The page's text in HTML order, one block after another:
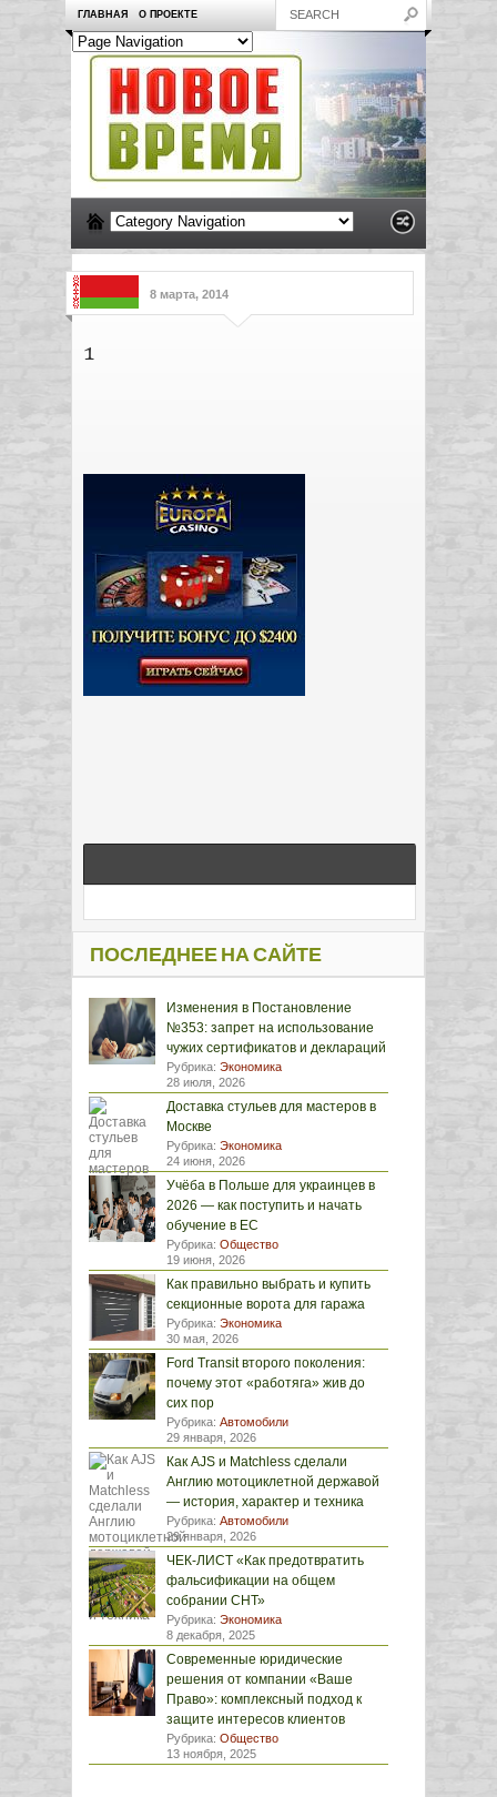
ГЛАВНАЯ О ПРОЕКТЕ
8 марта, 2014
1
ПОСЛЕДНЕЕ НА САЙТЕ
Изменения в Постановление
№353: запрет на использование
чужих сертификатов и деклараций
Рубрика: Экономика
28 июля, 2026
Доставка стульев для мастеров в
Москве
Рубрика: Экономика
24 июня, 2026
Учёба в Польше для украинцев в
2026 — как поступить и начать
обучение в ЕС
Рубрика: Общество
19 июня, 2026
Как правильно выбрать и купить
секционные ворота для гаража
Рубрика: Экономика
30 мая, 2026
Ford Transit второго поколения:
почему этот «работяга» жив до
сих пор
Рубрика: Автомобили
29 января, 2026
Как AJS и Matchless сделали
Англию мотоциклетной державой
— история, характер и техника
Рубрика: Автомобили
29 января, 2026
ЧЕК-ЛИСТ «Как предотвратить
фальсификации на общем
собрании СНТ»
Рубрика: Экономика
8 декабря, 2025
Современные юридические
решения от компании «Ваше
Право»: комплексный подход к
защите интересов клиентов
Рубрика: Общество
13 ноября, 2025